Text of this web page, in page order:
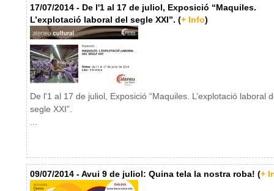
17/07/2014 - De l'1 al 17 de juliol, Exposició “Maquiles.
L’explotació laboral del segle XXI”. (+ Info)
De l'1 al 17 de juliol, Exposició “Maquiles. L’explotació laboral
segle XXI”.
09/07/2014 - Avui 9 de juliol: Quina tela la nostra roba! (+